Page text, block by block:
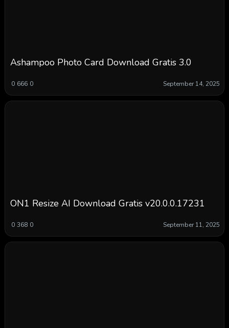
Ashampoo Photo Card Download Gratis 3.0
0 666 0 September 14, 2025
ON1 Resize AI Download Gratis v20.0.0.17231
0 368 0 September 11, 2025